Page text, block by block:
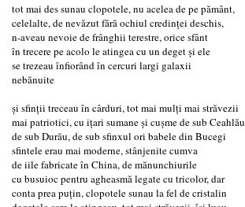
tot mai des sunau clopotele, nu acelea de pe pământ,
celelalte, de nevăzut fără ochiul credinței deschis,
n-aveau nevoie de frânghii terestre, orice sfânt
în trecere pe acolo le atingea cu un deget și ele
se trezeau înfiorând în cercuri largi galaxii
nebănuite
și sfinții treceau în cârduri, tot mai mulți mai străvezii
mai patriotici, cu ițari sumane și cușme de sub Ceahlău
de sub Durău, de sub sfinxul ori babele din Bucegi
sfintele erau mai moderne, stânjenite cumva
de iile fabricate în China, de mănunchiurile
cu busuioc pentru agheasmă legate cu tricolor, dar
conta prea puțin, clopotele sunau la fel de cristalin